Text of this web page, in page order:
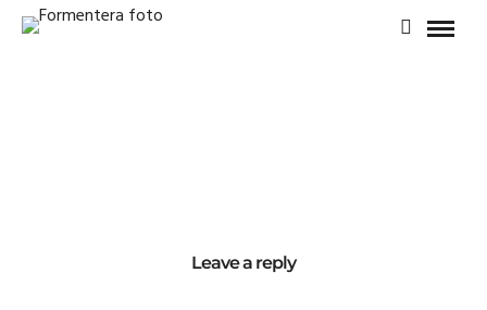
Leave a reply